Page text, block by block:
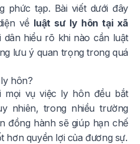
phức tạp. Bài viết dưới đây
về luật sư ly hôn tại xã
dân hiểu rõ khi nào cần luật
lưu ý quan trọng trong quá
hôn?
mọi vụ việc ly hôn đều bắt
nhiên, trong nhiều trường
đồng hành sẽ giúp hạn chế
hơn quyền lợi của đương sự.